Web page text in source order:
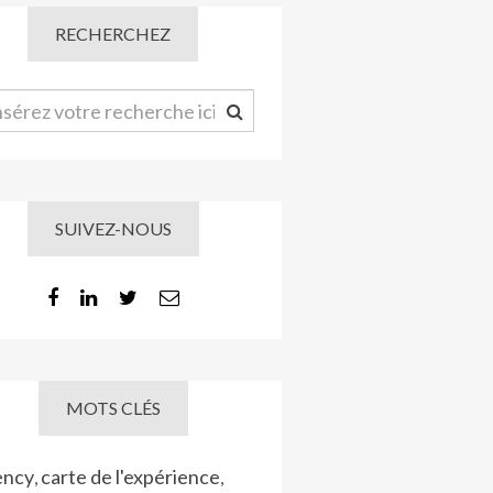
RECHERCHEZ
SUIVEZ-NOUS
MOTS CLÉS
, carte de l'expérience,